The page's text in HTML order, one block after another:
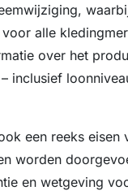
alle
over het
inclusief
een reeks eisen
worden
en wetgeving